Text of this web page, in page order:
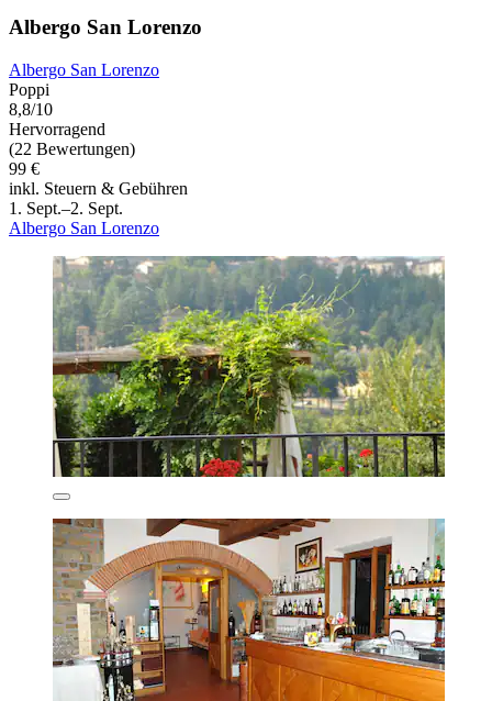
Albergo San Lorenzo
Albergo San Lorenzo
Poppi
8,8/10
Hervorragend
(22 Bewertungen)
99 €
inkl. Steuern & Gebühren
1. Sept.–2. Sept.
Albergo San Lorenzo